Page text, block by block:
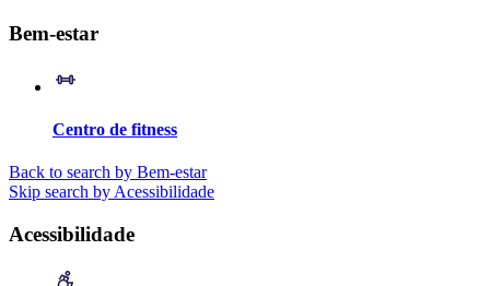
Bem-estar
Centro de fitness
Back to search by Bem-estar
Skip search by Acessibilidade
Acessibilidade